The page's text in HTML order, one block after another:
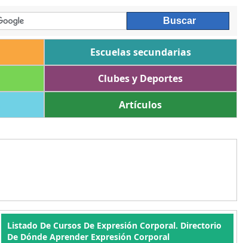
Escuelas secundarias
Clubes y Deportes
Artículos
Listado De Cursos De Expresión Corporal. Directorio
De Dónde Aprender Expresión Corporal